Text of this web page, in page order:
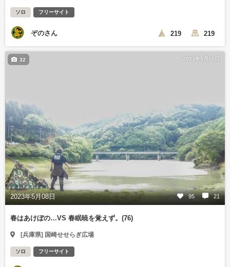
ソロ フリーサイト
ぞのさん 219 219
2023年5月10日
2023年5月08日 95 21
32
春はあけぼの…VS 春眠暁を覚えず。(76)
[兵庫県] 国崎せせらぎ広場
ソロ フリーサイト